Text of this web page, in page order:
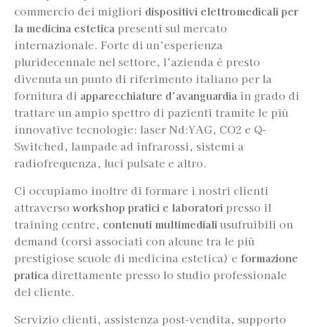
commercio dei migliori dispositivi elettromedicali per
la medicina estetica presenti sul mercato
internazionale. Forte di un’esperienza
pluridecennale nel settore, l’azienda è presto
divenuta un punto di riferimento italiano per la
fornitura di apparecchiature d’avanguardia in grado di
trattare un ampio spettro di pazienti tramite le più
innovative tecnologie: laser Nd:YAG, CO2 e Q-
Switched, lampade ad infrarossi, sistemi a
radiofrequenza, luci pulsate e altro.
Ci occupiamo inoltre di formare i nostri clienti
attraverso workshop pratici e laboratori presso il
training centre, contenuti multimediali usufruibili on
demand (corsi associati con alcune tra le più
prestigiose scuole di medicina estetica) e formazione
pratica direttamente presso lo studio professionale
del cliente.
Servizio clienti, assistenza post-vendita, supporto